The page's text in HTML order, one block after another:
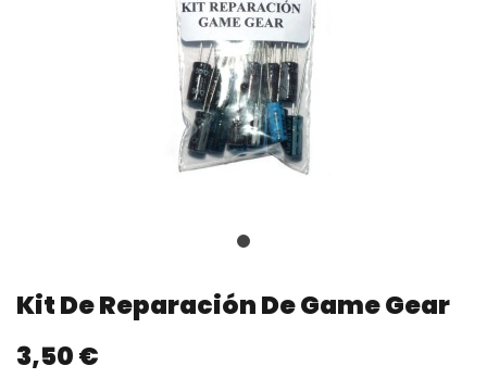
Kit De Reparación De Game Gear
3,50 €